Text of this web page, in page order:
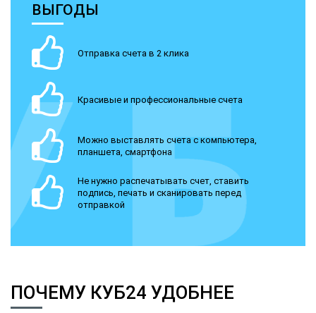
ВЫГОДЫ
Отправка счета в 2 клика
Красивые и профессиональные счета
Можно выставлять счета с компьютера,
планшета, смартфона
Не нужно распечатывать счет, ставить
подпись, печать и сканировать перед
отправкой
ПОЧЕМУ КУБ24 УДОБНЕЕ